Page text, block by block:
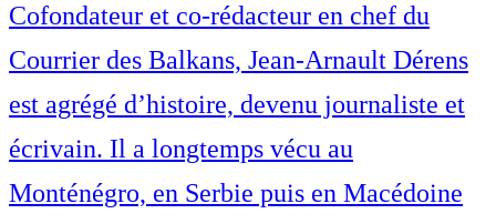
Cofondateur et co-rédacteur en chef du
Courrier des Balkans, Jean-Arnault Dérens
est agrégé d’histoire, devenu journaliste et
écrivain. Il a longtemps vécu au
Monténégro, en Serbie puis en Macédoine